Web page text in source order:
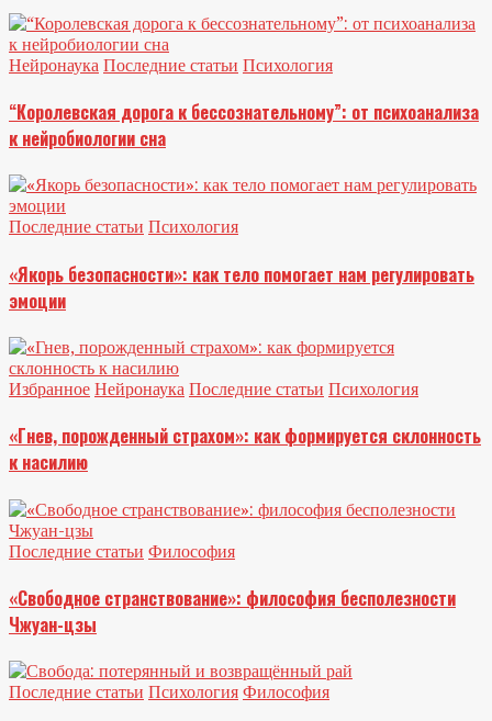
Нейронаука Последние статьи Психология
“Королевская дорога к бессознательному”: от психоанализа
к нейробиологии сна
Последние статьи Психология
«Якорь безопасности»: как тело помогает нам регулировать
эмоции
Избранное Нейронаука Последние статьи Психология
«Гнев, порожденный страхом»: как формируется склонность
к насилию
Последние статьи Философия
«Свободное странствование»: философия бесполезности
Чжуан-цзы
Последние статьи Психология Философия